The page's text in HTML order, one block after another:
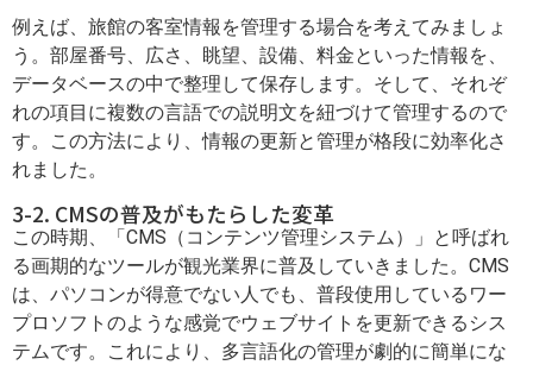
例えば、旅館の客室情報を管理する場合を考えてみましょ
う。部屋番号、広さ、眺望、設備、料金といった情報を、
データベースの中で整理して保存します。そして、それぞ
れの項目に複数の言語での説明文を紐づけて管理するので
す。この方法により、情報の更新と管理が格段に効率化さ
れました。
3-2. CMSの普及がもたらした変革
この時期、「CMS（コンテンツ管理システム）」と呼ばれ
る画期的なツールが観光業界に普及していきました。CMS
は、パソコンが得意でない人でも、普段使用しているワー
プロソフトのような感覚でウェブサイトを更新できるシス
テムです。これにより、多言語化の管理が劇的に簡単にな